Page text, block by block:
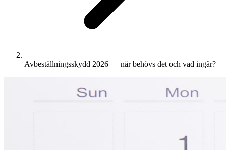
Avbeställningsskydd 2026 — när behövs det och vad ingår?